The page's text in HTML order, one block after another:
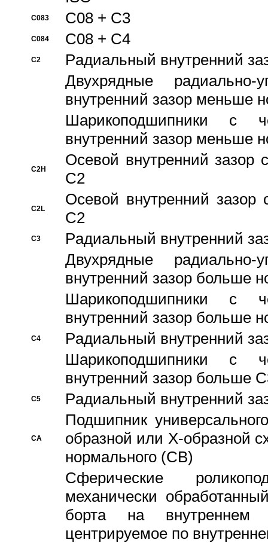
C083 C08 + C3
C084 C08 + C4
C2
Pадиальный внутренний
Двухрядные радиально-
внутренний зазор меньше
Шарикоподшипники с
внутренний зазор меньше
C2H
Осевой внутренний зазор
C2
C2L
Осевой внутренний зазор
C2
C3
Pадиальный внутренний
Двухрядные радиально-
внутренний зазор больше
Шарикоподшипники с
внутренний зазор больше
C4
Pадиальный внутренний
Шарикоподшипники с
внутренний зазор больше
C5 Pадиальный внутренний
CA
Подшипник
образной или Х-образной
нормального (CB)
Сферические
механически
борта на внутреннем
центрируемое по